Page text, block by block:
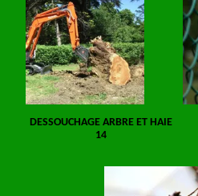
DESSOUCHAGE ARBRE ET HAIE
14